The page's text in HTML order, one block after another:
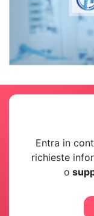
Entra in
richieste
o